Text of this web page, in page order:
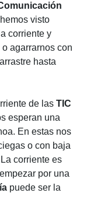
visto
corriente y
agarrarnos con
hasta
de las TIC
esperan una
En estas nos
o con baja
La corriente es
por una
puede ser la